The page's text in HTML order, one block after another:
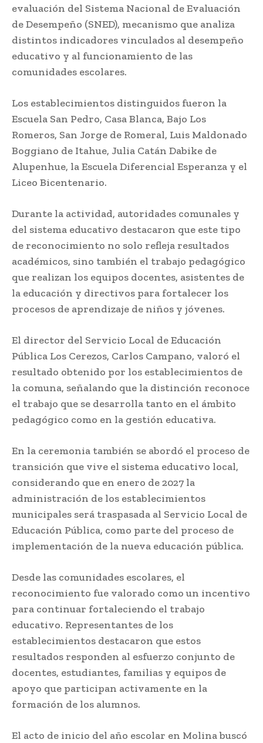
evaluación del Sistema Nacional de Evaluación
de Desempeño (SNED), mecanismo que analiza
distintos indicadores vinculados al desempeño
educativo y al funcionamiento de las
comunidades escolares.
Los establecimientos distinguidos fueron la
Escuela San Pedro, Casa Blanca, Bajo Los
Romeros, San Jorge de Romeral, Luis Maldonado
Boggiano de Itahue, Julia Catán Dabike de
Alupenhue, la Escuela Diferencial Esperanza y el
Liceo Bicentenario.
Durante la actividad, autoridades comunales y
del sistema educativo destacaron que este tipo
de reconocimiento no solo refleja resultados
académicos, sino también el trabajo pedagógico
que realizan los equipos docentes, asistentes de
la educación y directivos para fortalecer los
procesos de aprendizaje de niños y jóvenes.
El director del Servicio Local de Educación
Pública Los Cerezos, Carlos Campano, valoró el
resultado obtenido por los establecimientos de
la comuna, señalando que la distinción reconoce
el trabajo que se desarrolla tanto en el ámbito
pedagógico como en la gestión educativa.
En la ceremonia también se abordó el proceso de
transición que vive el sistema educativo local,
considerando que en enero de 2027 la
administración de los establecimientos
municipales será traspasada al Servicio Local de
Educación Pública, como parte del proceso de
implementación de la nueva educación pública.
Desde las comunidades escolares, el
reconocimiento fue valorado como un incentivo
para continuar fortaleciendo el trabajo
educativo. Representantes de los
establecimientos destacaron que estos
resultados responden al esfuerzo conjunto de
docentes, estudiantes, familias y equipos de
apoyo que participan activamente en la
formación de los alumnos.
El acto de inicio del año escolar en Molina buscó